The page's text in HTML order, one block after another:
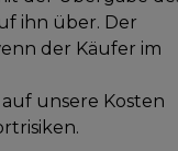
ihn über. Der
der Käufer im
unsere Kosten